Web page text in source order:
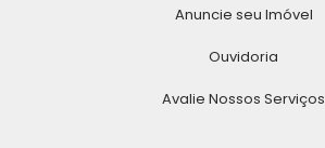
Anuncie seu Imóvel
Ouvidoria
Avalie Nossos Serviços